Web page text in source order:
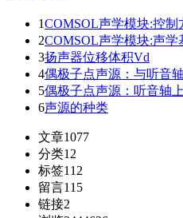
1COMSOL声学模块:控制
2COMSOL声学模块:声学
3扬声器位移体积Vd
4偶极子点声源：与听音
5偶极子点声源：听音轴
6声源的种类
文章1077
分类12
标签112
留言115
链接2